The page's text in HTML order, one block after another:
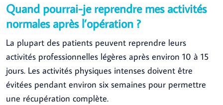
Quand pourrai-je reprendre mes activités
normales après l’opération ?
La plupart des patients peuvent reprendre leurs
activités professionnelles légères après environ 10 à 15
jours. Les activités physiques intenses doivent être
évitées pendant environ six semaines pour permettre
une récupération complète.